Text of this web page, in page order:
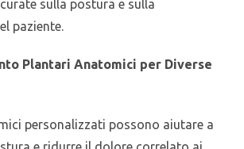
sulla postura e sulla
paziente.
Plantari Anatomici per Diverse
personalizzati possono aiutare a